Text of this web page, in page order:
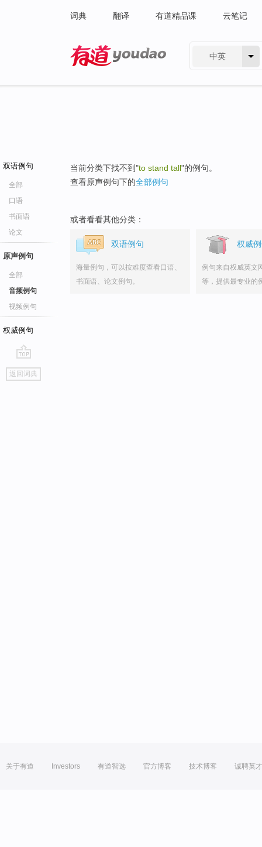
词典 翻译 有道精品课 云笔记
中英
双语例句
全部
口语
书面语
论文
原声例句
全部
音频例句
视频例句
权威例句
go
top
返回词典
当前分类下找不到"to stand tall"的例句。
查看原声例句下的全部例句
或者看看其他分类：
双语例句
海量例句，可以按难度查看口语、
书面语、论文例句。
权威
例句来自权威英文
等，提供最专业的
关于有道 Investors 有道智选 官方博客 技术博客 诚聘英才